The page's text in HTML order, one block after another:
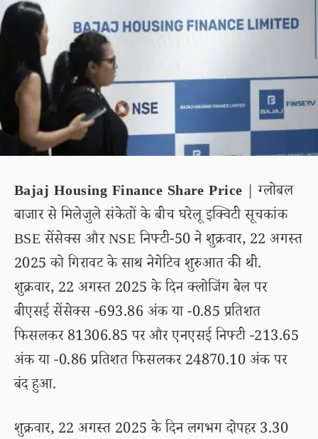
Bajaj Housing Finance Share Price | ग्लोबल
बाजार से मिलेजुले संकेतों के बीच घरेलू इक्विटी सूचकांक
BSE सेंसेक्स और NSE निफ्टी-50 ने शुक्रवार, 22 अगस्त
2025 को गिरावट के साथ नेगेटिव शुरुआत की थी.
शुक्रवार, 22 अगस्त 2025 के दिन क्लोजिंग बेल पर
बीएसई सेंसेक्स -693.86 अंक या -0.85 प्रतिशत
फिसलकर 81306.85 पर और एनएसई निफ्टी -213.65
अंक या -0.86 प्रतिशत फिसलकर 24870.10 अंक पर
बंद हुआ.
शुक्रवार, 22 अगस्त 2025 के दिन लगभग दोपहर 3.30